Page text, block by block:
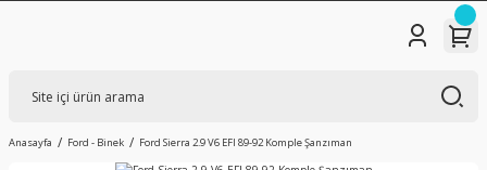
Anasayfa Ford - Binek Ford Sierra 2.9 V6 EFI 89-92 Komple Şanzıman